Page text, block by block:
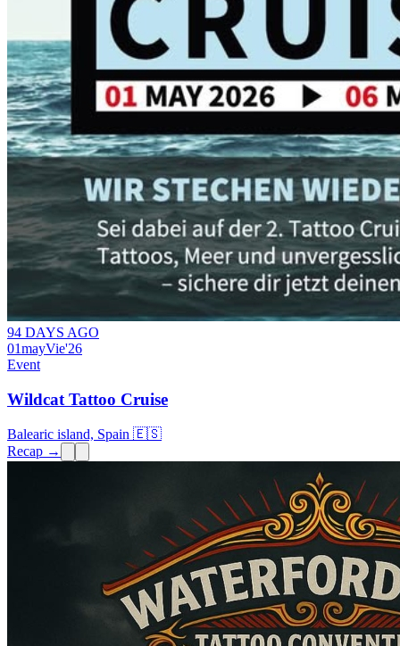
94 DAYS AGO
01mayVie'26
Event
Wildcat Tattoo Cruise
Balearic island, Spain 🇪🇸
Recap →